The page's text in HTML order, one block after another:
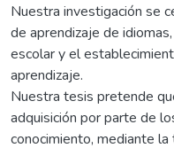
Nuestra investigación se
de aprendizaje de
escolar y el
aprendizaje.
Nuestra tesis pretende
adquisición por parte de
conocimiento, mediante la